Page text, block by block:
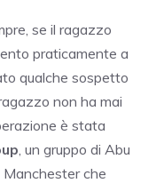
se il ragazzo
praticamente a
qualche sospetto
non ha mai
è stata
, un gruppo di Abu
Manchester che